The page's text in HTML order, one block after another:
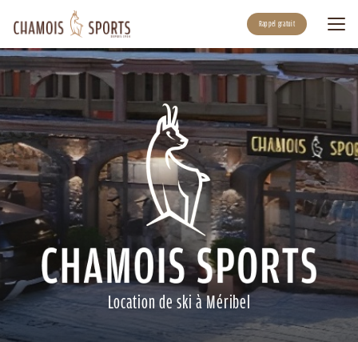
au
contenu
principal
Rappel gratuit
Location de ski à Méribel